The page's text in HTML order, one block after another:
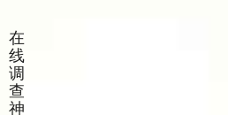
在
线
调
查
神